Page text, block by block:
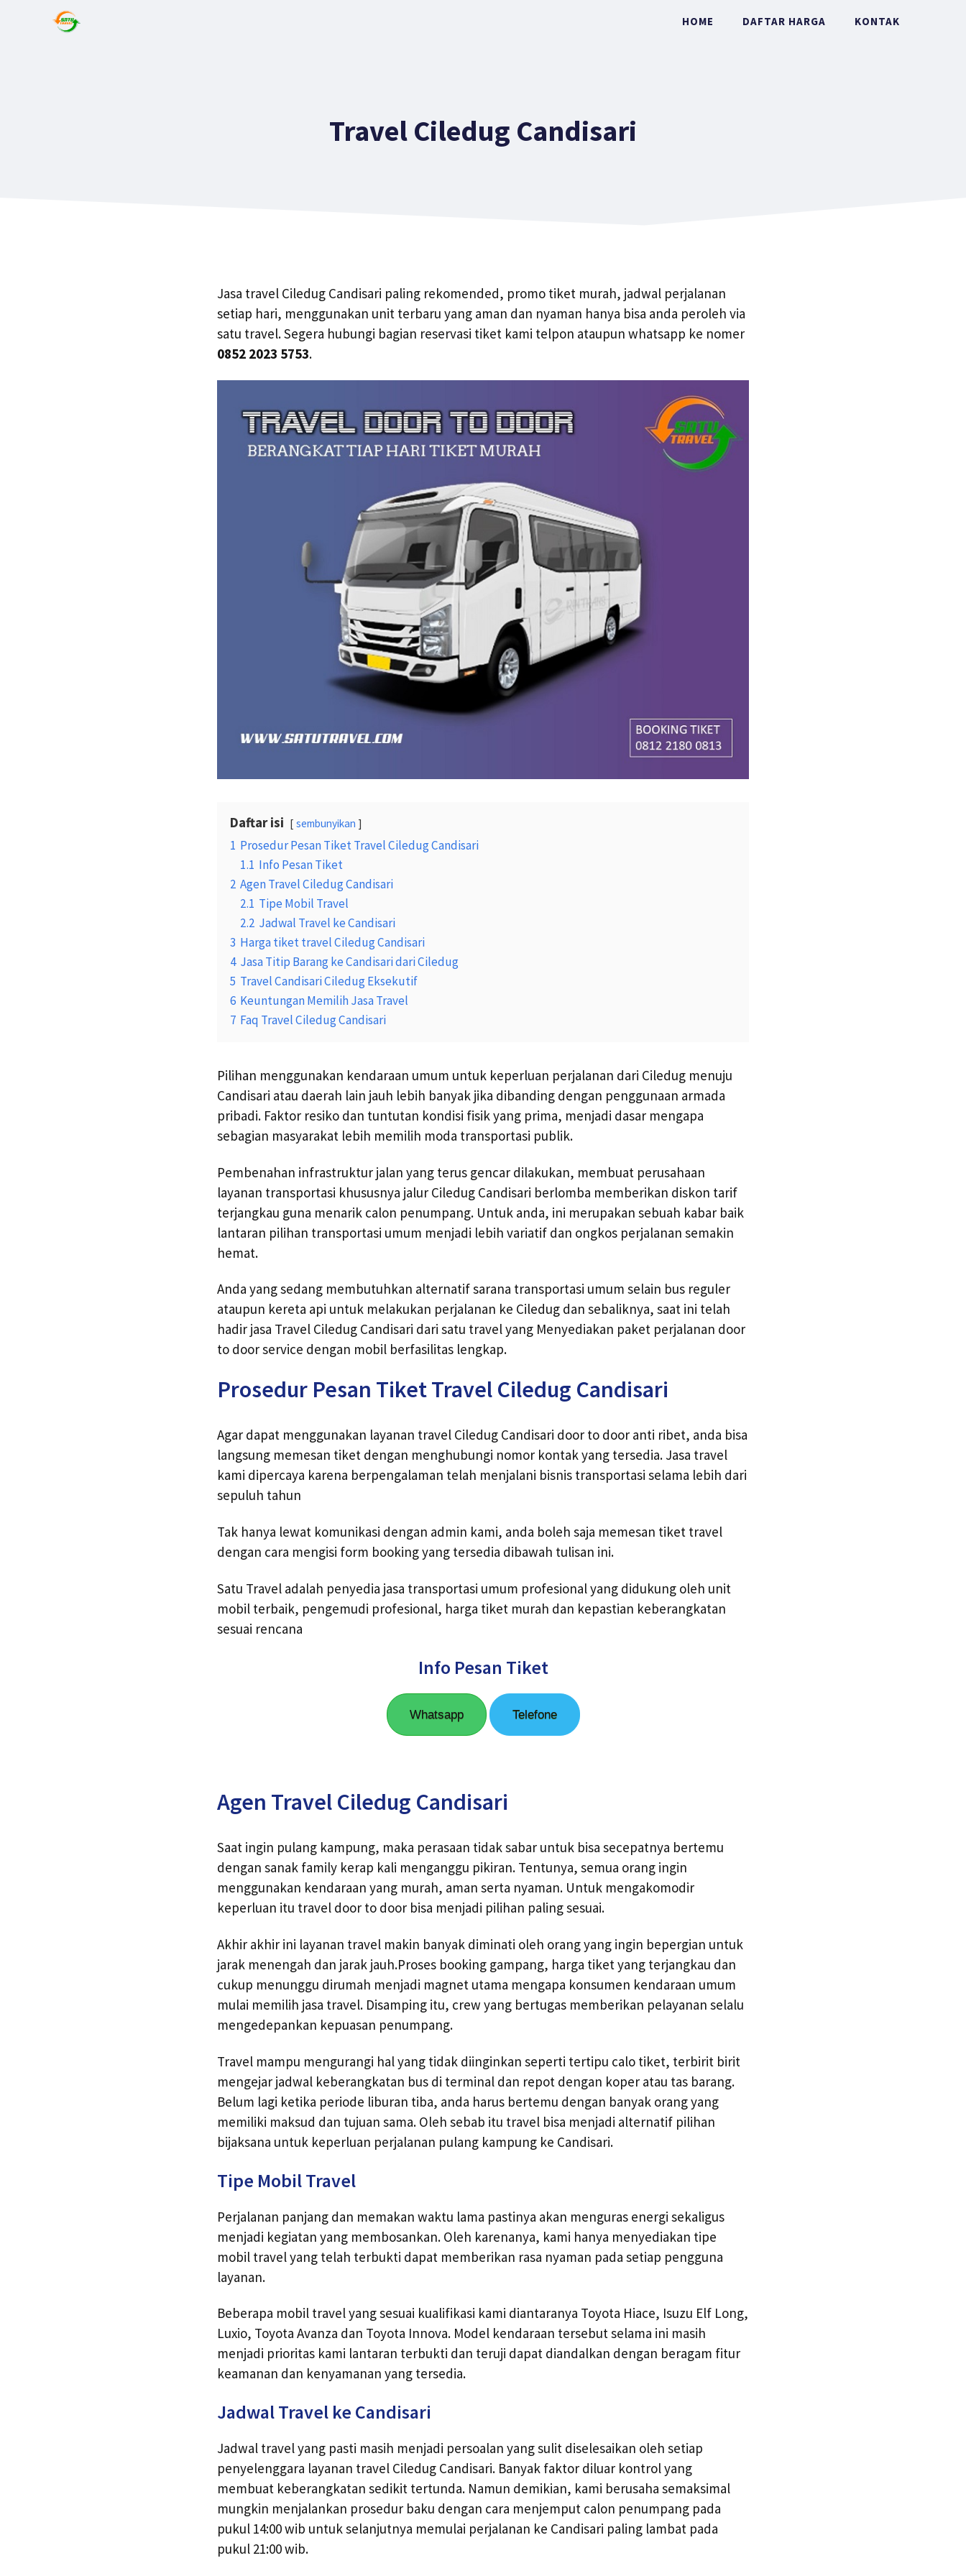
HOME DAFTAR HARGA KONTAK
Travel Ciledug Candisari
Jasa travel Ciledug Candisari paling rekomended, promo tiket murah, jadwal perjalanan
setiap hari, menggunakan unit terbaru yang aman dan nyaman hanya bisa anda peroleh via
satu travel. Segera hubungi bagian reservasi tiket kami telpon ataupun whatsapp ke nomer
0852 2023 5753.
Daftar isi sembunyikan
1 Prosedur Pesan Tiket Travel Ciledug Candisari
1.1 Info Pesan Tiket
2 Agen Travel Ciledug Candisari
2.1 Tipe Mobil Travel
2.2 Jadwal Travel ke Candisari
3 Harga tiket travel Ciledug Candisari
4 Jasa Titip Barang ke Candisari dari Ciledug
5 Travel Candisari Ciledug Eksekutif
6 Keuntungan Memilih Jasa Travel
7 Faq Travel Ciledug Candisari
Pilihan menggunakan kendaraan umum untuk keperluan perjalanan dari Ciledug menuju
Candisari atau daerah lain jauh lebih banyak jika dibanding dengan penggunaan armada
pribadi. Faktor resiko dan tuntutan kondisi fisik yang prima, menjadi dasar mengapa
sebagian masyarakat lebih memilih moda transportasi publik.
Pembenahan infrastruktur jalan yang terus gencar dilakukan, membuat perusahaan
layanan transportasi khususnya jalur Ciledug Candisari berlomba memberikan diskon tarif
terjangkau guna menarik calon penumpang. Untuk anda, ini merupakan sebuah kabar baik
lantaran pilihan transportasi umum menjadi lebih variatif dan ongkos perjalanan semakin
hemat.
Anda yang sedang membutuhkan alternatif sarana transportasi umum selain bus reguler
ataupun kereta api untuk melakukan perjalanan ke Ciledug dan sebaliknya, saat ini telah
hadir jasa Travel Ciledug Candisari dari satu travel yang Menyediakan paket perjalanan door
to door service dengan mobil berfasilitas lengkap.
Prosedur Pesan Tiket Travel Ciledug Candisari
Agar dapat menggunakan layanan travel Ciledug Candisari door to door anti ribet, anda bisa
langsung memesan tiket dengan menghubungi nomor kontak yang tersedia. Jasa travel
kami dipercaya karena berpengalaman telah menjalani bisnis transportasi selama lebih dari
sepuluh tahun
Tak hanya lewat komunikasi dengan admin kami, anda boleh saja memesan tiket travel
dengan cara mengisi form booking yang tersedia dibawah tulisan ini.
Satu Travel adalah penyedia jasa transportasi umum profesional yang didukung oleh unit
mobil terbaik, pengemudi profesional, harga tiket murah dan kepastian keberangkatan
sesuai rencana
Info Pesan Tiket
Whatsapp Telefone
Agen Travel Ciledug Candisari
Saat ingin pulang kampung, maka perasaan tidak sabar untuk bisa secepatnya bertemu
dengan sanak family kerap kali menganggu pikiran. Tentunya, semua orang ingin
menggunakan kendaraan yang murah, aman serta nyaman. Untuk mengakomodir
keperluan itu travel door to door bisa menjadi pilihan paling sesuai.
Akhir akhir ini layanan travel makin banyak diminati oleh orang yang ingin bepergian untuk
jarak menengah dan jarak jauh.Proses booking gampang, harga tiket yang terjangkau dan
cukup menunggu dirumah menjadi magnet utama mengapa konsumen kendaraan umum
mulai memilih jasa travel. Disamping itu, crew yang bertugas memberikan pelayanan selalu
mengedepankan kepuasan penumpang.
Travel mampu mengurangi hal yang tidak diinginkan seperti tertipu calo tiket, terbirit birit
mengejar jadwal keberangkatan bus di terminal dan repot dengan koper atau tas barang.
Belum lagi ketika periode liburan tiba, anda harus bertemu dengan banyak orang yang
memiliki maksud dan tujuan sama. Oleh sebab itu travel bisa menjadi alternatif pilihan
bijaksana untuk keperluan perjalanan pulang kampung ke Candisari.
Tipe Mobil Travel
Perjalanan panjang dan memakan waktu lama pastinya akan menguras energi sekaligus
menjadi kegiatan yang membosankan. Oleh karenanya, kami hanya menyediakan tipe
mobil travel yang telah terbukti dapat memberikan rasa nyaman pada setiap pengguna
layanan.
Beberapa mobil travel yang sesuai kualifikasi kami diantaranya Toyota Hiace, Isuzu Elf Long,
Luxio, Toyota Avanza dan Toyota Innova. Model kendaraan tersebut selama ini masih
menjadi prioritas kami lantaran terbukti dan teruji dapat diandalkan dengan beragam fitur
keamanan dan kenyamanan yang tersedia.
Jadwal Travel ke Candisari
Jadwal travel yang pasti masih menjadi persoalan yang sulit diselesaikan oleh setiap
penyelenggara layanan travel Ciledug Candisari. Banyak faktor diluar kontrol yang
membuat keberangkatan sedikit tertunda. Namun demikian, kami berusaha semaksimal
mungkin menjalankan prosedur baku dengan cara menjemput calon penumpang pada
pukul 14:00 wib untuk selanjutnya memulai perjalanan ke Candisari paling lambat pada
pukul 21:00 wib.